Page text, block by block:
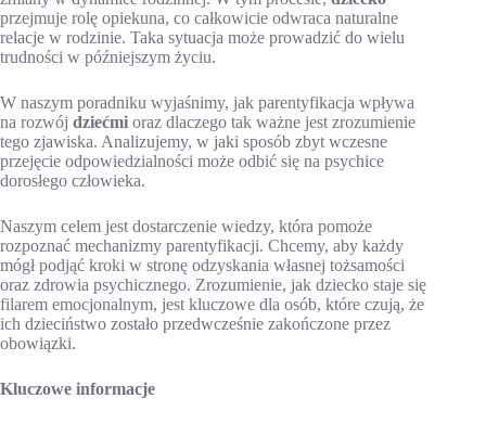
przejmuje rolę opiekuna, co całkowicie odwraca naturalne
relacje w rodzinie. Taka sytuacja może prowadzić do wielu
trudności w późniejszym życiu.
W naszym poradniku wyjaśnimy, jak parentyfikacja wpływa
na rozwój dziećmi oraz dlaczego tak ważne jest zrozumienie
tego zjawiska. Analizujemy, w jaki sposób zbyt wczesne
przejęcie odpowiedzialności może odbić się na psychice
dorosłego człowieka.
Naszym celem jest dostarczenie wiedzy, która pomoże
rozpoznać mechanizmy parentyfikacji. Chcemy, aby każdy
mógł podjąć kroki w stronę odzyskania własnej tożsamości
oraz zdrowia psychicznego. Zrozumienie, jak dziecko staje się
filarem emocjonalnym, jest kluczowe dla osób, które czują, że
ich dzieciństwo zostało przedwcześnie zakończone przez
obowiązki.
Kluczowe informacje